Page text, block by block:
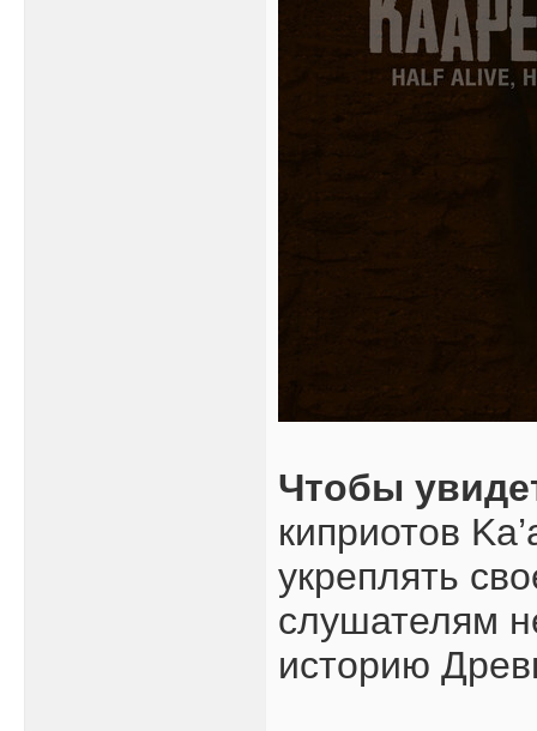
Чтобы
киприотов
укреплять
слушателям
историю